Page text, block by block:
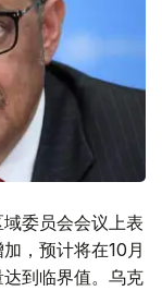
委员会会议上表
，预计将在10月
到临界值。乌克